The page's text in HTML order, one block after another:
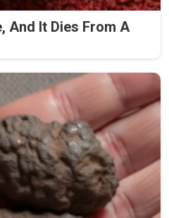
And It Dies From A